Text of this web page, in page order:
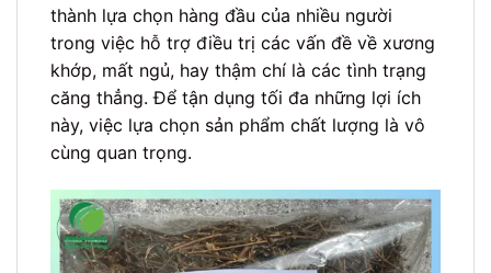
thành lựa chọn hàng đầu của nhiều người
trong việc hỗ trợ điều trị các vấn đề về xương
khớp, mất ngủ, hay thậm chí là các tình trạng
căng thẳng. Để tận dụng tối đa những lợi ích
này, việc lựa chọn sản phẩm chất lượng là vô
cùng quan trọng.